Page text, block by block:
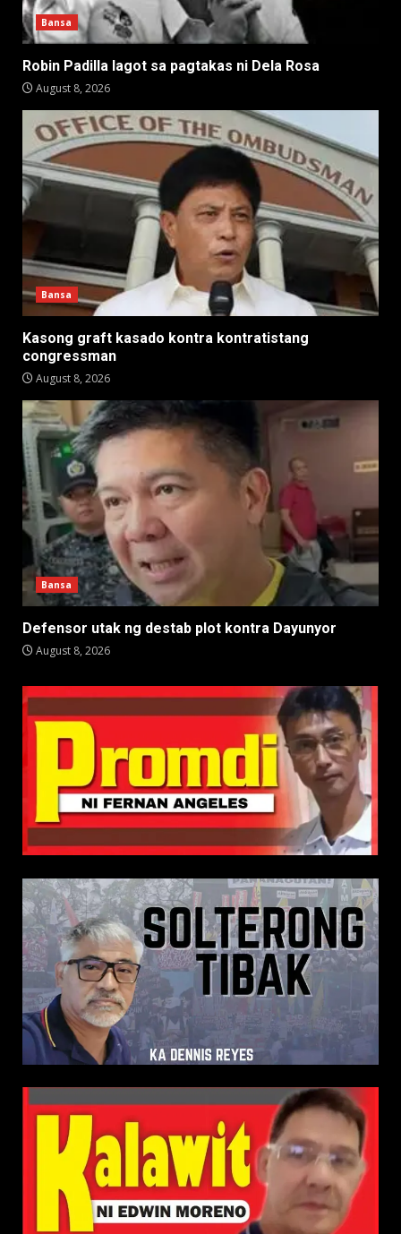
Bansa
Robin Padilla lagot sa pagtakas ni Dela Rosa
August 8, 2026
Bansa
Kasong graft kasado kontra kontratistang
congressman
August 8, 2026
Bansa
Defensor utak ng destab plot kontra Dayunyor
August 8, 2026